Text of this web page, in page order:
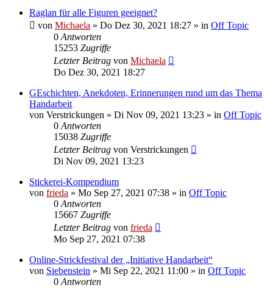
Raglan für alle Figuren geeignet?
von Michaela » Do Dez 30, 2021 18:27 » in Off Topic
0 Antworten
15253 Zugriffe
Letzter Beitrag von Michaela
Do Dez 30, 2021 18:27
GEschichten, Anekdoten, Erinnerungen rund um das Thema
Handarbeit
von Verstrickungen » Di Nov 09, 2021 13:23 » in Off Topic
0 Antworten
15038 Zugriffe
Letzter Beitrag von Verstrickungen
Di Nov 09, 2021 13:23
Stickerei-Kompendium
von frieda » Mo Sep 27, 2021 07:38 » in Off Topic
0 Antworten
15667 Zugriffe
Letzter Beitrag von frieda
Mo Sep 27, 2021 07:38
Online-Strickfestival der „Initiative Handarbeit“
von Siebenstein » Mi Sep 22, 2021 11:00 » in Off Topic
0 Antworten